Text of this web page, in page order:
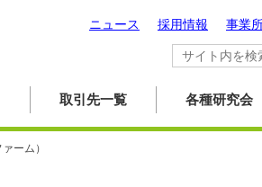
事業
採用情報
ニュース
取引先一覧 各種研究会
ーム）